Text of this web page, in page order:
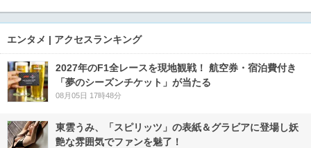
エンタメ | アクセスランキング
2027年のF1全レースを現地観戦！ 航空券・宿泊費付き
「夢のシーズンチケット」が当たる
08月05日 17時48分
東雲うみ、「スピリッツ」の表紙＆グラビアに登場し妖
艶な雰囲気でファンを魅了！